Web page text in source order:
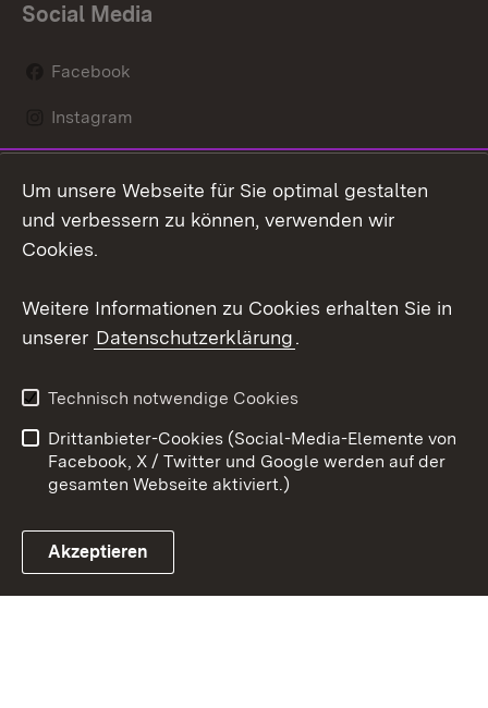
Social Media
Facebook
Instagram
Mastodon
Youtube
Link zum Landesportal
Kontakt
Datenschutz
Barrierefreiheit
Impressum Cookies
Um unsere Webseite für Sie optimal gestalten
und verbessern zu können, verwenden wir
Cookies.
Weitere Informationen zu Cookies erhalten Sie in
unserer Datenschutzerklärung.
Technisch notwendige Cookies
Drittanbieter-Cookies (Social-Media-Elemente von
Facebook, X / Twitter und Google werden auf der
gesamten Webseite aktiviert.)
Akzeptieren